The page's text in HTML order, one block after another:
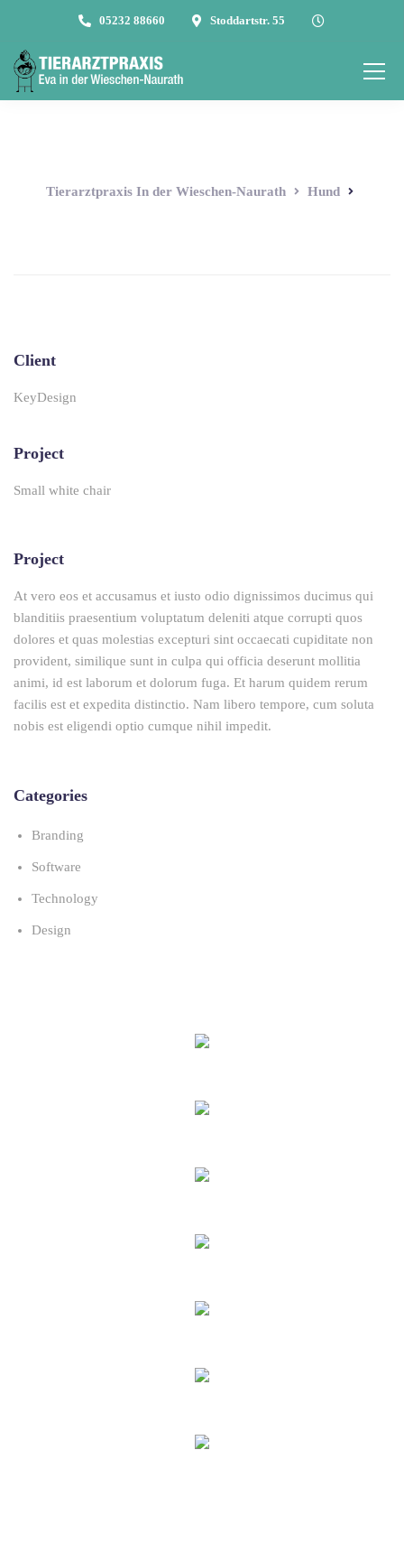
05232 88660 Stoddartstr. 55
Tierarztpraxis In der Wieschen-Naurath Hund
Client
KeyDesign
Project
Small white chair
Project
At vero eos et accusamus et iusto odio dignissimos ducimus qui
blanditiis praesentium voluptatum deleniti atque corrupti quos
dolores et quas molestias excepturi sint occaecati cupiditate non
provident, similique sunt in culpa qui officia deserunt mollitia
animi, id est laborum et dolorum fuga. Et harum quidem rerum
facilis est et expedita distinctio. Nam libero tempore, cum soluta
nobis est eligendi optio cumque nihil impedit.
Categories
Branding
Software
Technology
Design